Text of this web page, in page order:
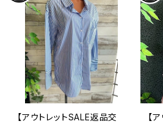
【アウトレットSALE返品交
【